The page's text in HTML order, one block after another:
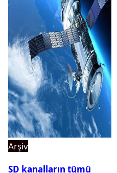
Arşiv
SD kanalların tümü